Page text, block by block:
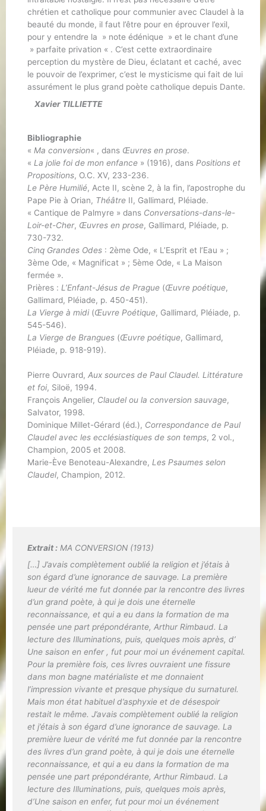
chrétien et catholique pour communier avec Claudel à la
beauté du monde, il faut l’être pour en éprouver l’exil,
pour y entendre la » note édénique » et le chant d’une
» parfaite privation « . C’est cette extraordinaire
perception du mystère de Dieu, éclatant et caché, avec
le pouvoir de l’exprimer, c’est le mysticisme qui fait de lui
assurément le plus grand poète catholique depuis Dante.
Xavier TILLIETTE
Bibliographie
« Ma conversion« , dans Œuvres en prose.
« La jolie foi de mon enfance» (1916), dans Positions et
Propositions, O.C. XV, 233-236.
Le Père Humilié, Acte II, scène 2, à la fin, l’apostrophe du
Pape Pie à Orian, ThéâtreII, Gallimard, Pléiade.
« Cantique de Palmyre » dans Conversations-dans-le-
Loir-et-Cher, Œuvres en prose, Gallimard, Pléiade, p.
730-732.
Cinq Grandes Odes: 2ème Ode, « L’Esprit et l’Eau » ;
3ème Ode, « Magnificat » ; 5ème Ode, « La Maison
fermée ».
Prières : L’Enfant-Jésus de Prague(Œuvre poétique,
Gallimard, Pléiade, p. 450-451).
La Vierge à midi(Œuvre Poétique, Gallimard, Pléiade, p.
545-546).
La Vierge de Brangues(Œuvre poétique, Gallimard,
Pléiade, p. 918-919).
Pierre Ouvrard, Aux sources de Paul Claudel. Littérature
et foi, Siloë, 1994.
François Angelier, Claudel ou la conversion sauvage,
Salvator, 1998.
Dominique Millet-Gérard (éd.), Correspondance de Paul
Claudel avec les ecclésiastiques de son temps, 2 vol.,
Champion, 2005 et 2008.
Marie-Ève Benoteau-Alexandre, Les Psaumes selon
Claudel, Champion, 2012.
Extrait :MA CONVERSION (1913)
[…] J’avais complètement oublié la religion et j’étais à
son égard d’une ignorance de sauvage. La première
lueur de vérité me fut donnée par la rencontre des livres
d’un grand poète, à qui je dois une éternelle
reconnaissance, et qui a eu dans la formation de ma
pensée une part prépondérante, Arthur Rimbaud. La
lecture des Illuminations, puis, quelques mois après, d’
Une saison en enfer , fut pour moi un événement capital.
Pour la première fois, ces livres ouvraient une fissure
dans mon bagne matérialiste et me donnaient
l’impression vivante et presque physique du surnaturel.
Mais mon état habituel d’asphyxie et de désespoir
restait le même. J’avais complètement oublié la religion
et j’étais à son égard d’une ignorance de sauvage. La
première lueur de vérité me fut donnée par la rencontre
des livres d’un grand poète, à qui je dois une éternelle
reconnaissance, et qui a eu dans la formation de ma
pensée une part prépondérante, Arthur Rimbaud. La
lecture des Illuminations, puis, quelques mois après,
d’Une saison en enfer, fut pour moi un événement